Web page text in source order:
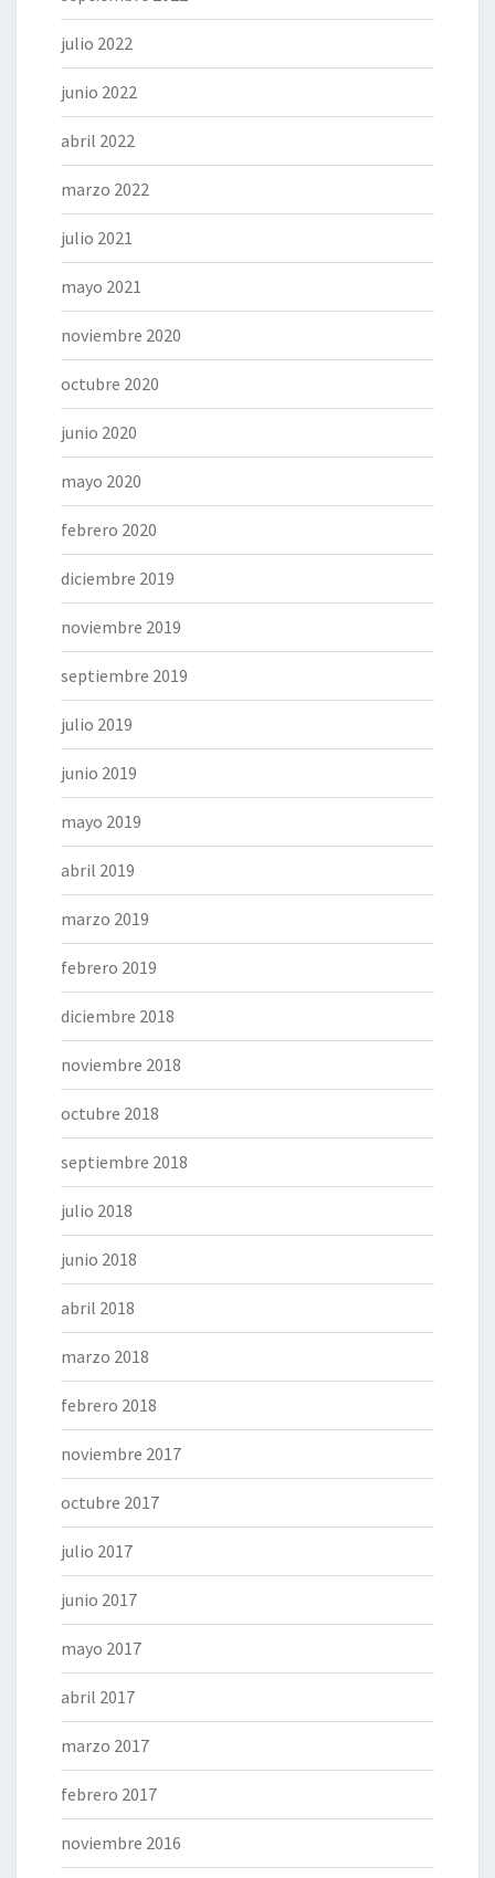
julio 2022
junio 2022
abril 2022
marzo 2022
julio 2021
mayo 2021
noviembre 2020
octubre 2020
junio 2020
mayo 2020
febrero 2020
diciembre 2019
noviembre 2019
septiembre 2019
julio 2019
junio 2019
mayo 2019
abril 2019
marzo 2019
febrero 2019
diciembre 2018
noviembre 2018
octubre 2018
septiembre 2018
julio 2018
junio 2018
abril 2018
marzo 2018
febrero 2018
noviembre 2017
octubre 2017
julio 2017
junio 2017
mayo 2017
abril 2017
marzo 2017
febrero 2017
noviembre 2016